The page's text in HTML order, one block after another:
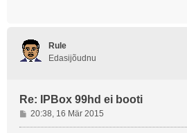
Rule
Edasijõudnu
Re: IPBox 99hd ei booti
P
o
20:38, 16 Mär 2015